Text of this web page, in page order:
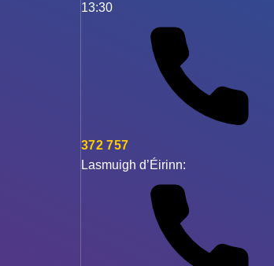
13:30
372 757
Lasmuigh d’Éirinn: